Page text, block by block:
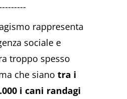
rappresenta
sociale e
troppo spesso
che sianotra i
i cani randagi